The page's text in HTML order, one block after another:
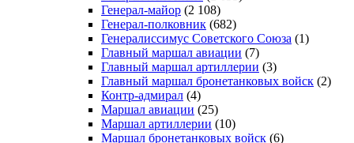
Генерал-майор (2 108)
Генерал-полковник (682)
Генералиссимус Советского Союза (1)
Главный маршал авиации (7)
Главный маршал артиллерии (3)
Главный маршал бронетанковых войск (2)
Контр-адмирал (4)
Маршал авиации (25)
Маршал артиллерии (10)
Маршал бронетанковых войск (6)